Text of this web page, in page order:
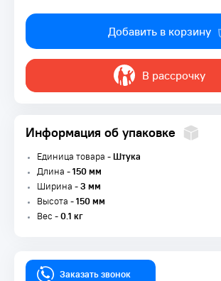
Добавить в корзину
В рассрочку
Информация об упаковке
Единица товара -Штука
Длина -150 мм
Ширина -3 мм
Высота -150 мм
Вес -0.1 кг
Заказать звонок